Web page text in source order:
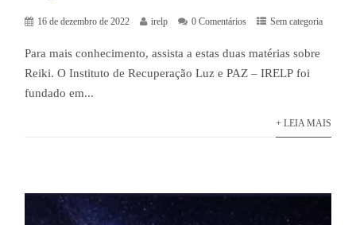
16 de dezembro de 2022 irelp 0 Comentários Sem categoria
Para mais conhecimento, assista a estas duas matérias sobre
Reiki. O Instituto de Recuperação Luz e PAZ – IRELP foi
fundado em...
+ LEIA MAIS